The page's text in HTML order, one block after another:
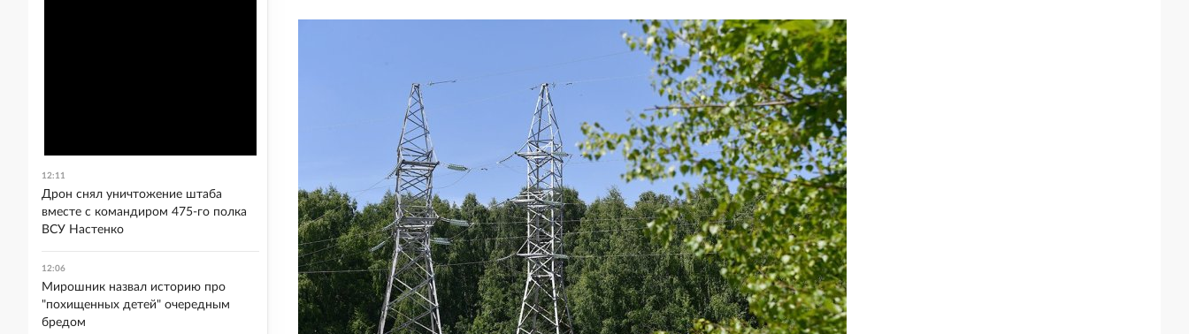
12:11
Дрон снял уничтожение штаба
вместе с командиром 475-го полка
ВСУ Настенко
12:06
Мирошник назвал историю про
"похищенных детей" очередным
бредом